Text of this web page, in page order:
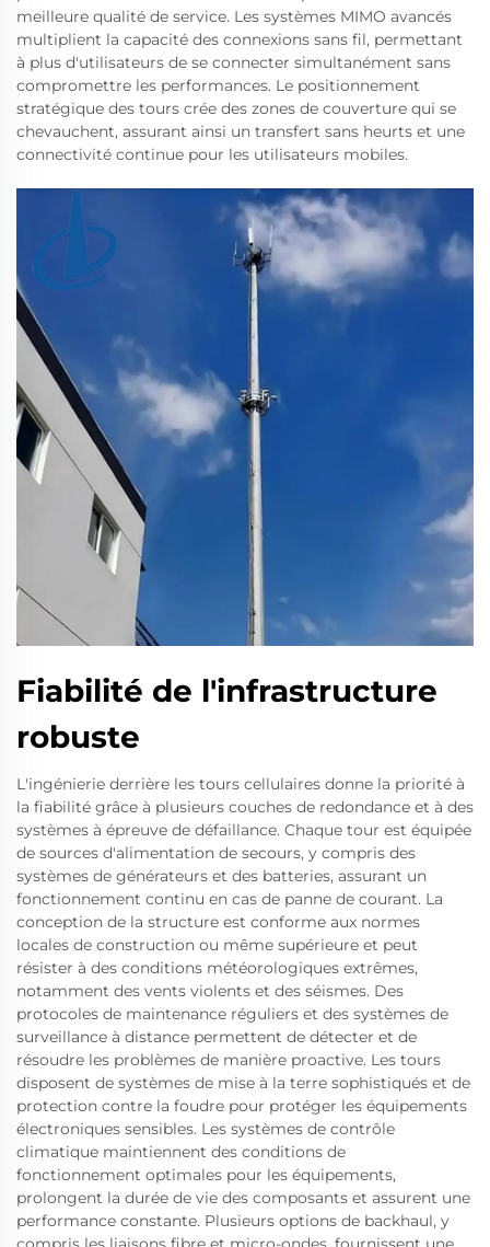
meilleure qualité de service. Les systèmes MIMO avancés
multiplient la capacité des connexions sans fil, permettant
à plus d'utilisateurs de se connecter simultanément sans
compromettre les performances. Le positionnement
stratégique des tours crée des zones de couverture qui se
chevauchent, assurant ainsi un transfert sans heurts et une
connectivité continue pour les utilisateurs mobiles.
Fiabilité de l'infrastructure
robuste
L'ingénierie derrière les tours cellulaires donne la priorité à
la fiabilité grâce à plusieurs couches de redondance et à des
systèmes à épreuve de défaillance. Chaque tour est équipée
de sources d'alimentation de secours, y compris des
systèmes de générateurs et des batteries, assurant un
fonctionnement continu en cas de panne de courant. La
conception de la structure est conforme aux normes
locales de construction ou même supérieure et peut
résister à des conditions météorologiques extrêmes,
notamment des vents violents et des séismes. Des
protocoles de maintenance réguliers et des systèmes de
surveillance à distance permettent de détecter et de
résoudre les problèmes de manière proactive. Les tours
disposent de systèmes de mise à la terre sophistiqués et de
protection contre la foudre pour protéger les équipements
électroniques sensibles. Les systèmes de contrôle
climatique maintiennent des conditions de
fonctionnement optimales pour les équipements,
prolongent la durée de vie des composants et assurent une
performance constante. Plusieurs options de backhaul, y